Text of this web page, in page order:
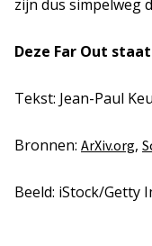
zijn dus simpelweg
Deze Far Out
Tekst: Jean-Paul
Bronnen: ArXiv.org,
Beeld: iStock/Getty